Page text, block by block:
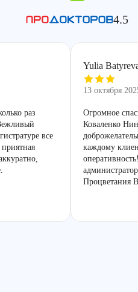
4.5
раз
все
Yulia
13 октября
Огромное
Коваленко
каждому